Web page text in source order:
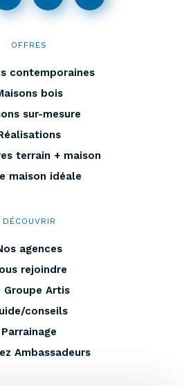
OFFRES
contemporaines
bois
sur-mesure
terrain + maison
maison idéale
DÉCOUVRIR
agences
rejoindre
Groupe Artis
conseils
Parrainage
Ambassadeurs